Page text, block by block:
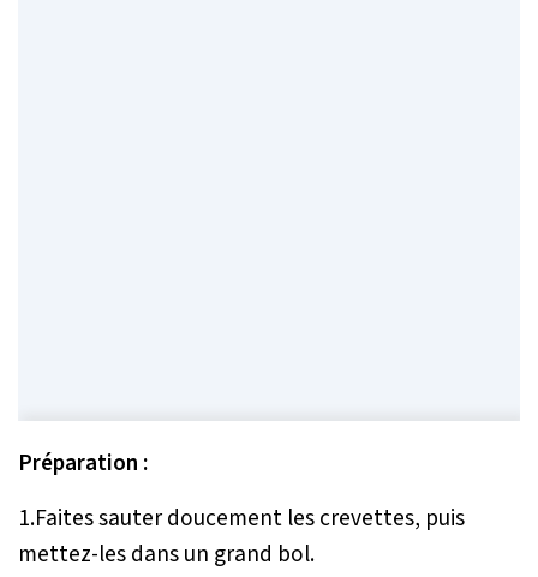
Préparation :
1.Faites sauter doucement les crevettes, puis
mettez-les dans un grand bol.